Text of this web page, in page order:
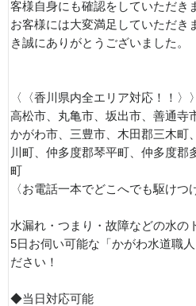
客様自身にも確認をしていただき
お客様には大変満足していただき
き誠にありがとうございました。
〈〈香川県内全エリア対応！！〉〉
高松市、丸亀市、坂出市、善通寺
かがわ市、三豊市、木田郡三木町
川町、仲多度郡琴平町、仲多度郡
町
〈お電話一本でどこへでも駆けつ
水漏れ・つまり・故障などの水の
5日お伺い可能な「かがわ水道職
ださい！
◆当日対応可能